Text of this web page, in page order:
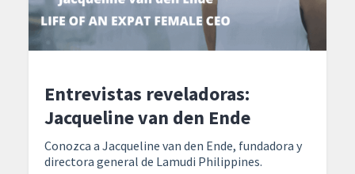
Entrevistas reveladoras:
Jacqueline van den Ende
Conozca a Jacqueline van den Ende, fundadora y
directora general de Lamudi Philippines.